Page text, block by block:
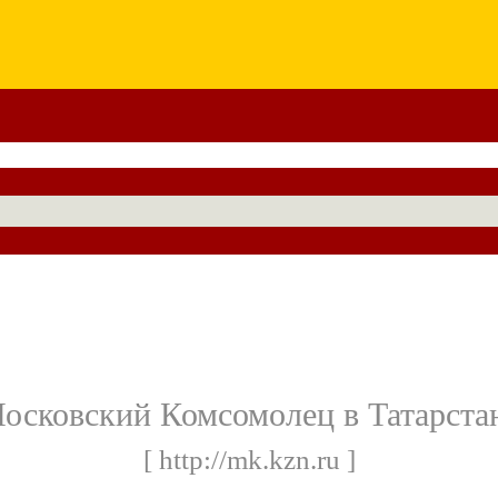
Комсомолец в
[ http://mk.kzn.ru ]